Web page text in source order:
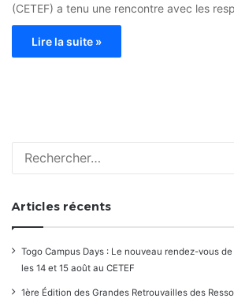
(CETEF) a tenu une rencontre avec les
Lire la suite »
Articles récents
Togo Campus Days : Le nouveau rendez-vous
les 14 et 15 août au CETEF
1ère Édition des Grandes Retrouvailles des